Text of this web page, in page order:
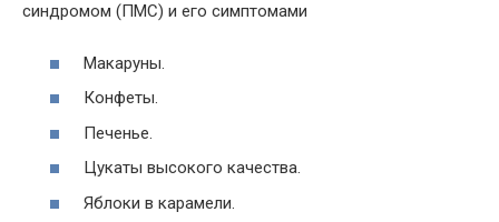
синдромом (ПМС) и его симптомами
Макаруны.
Конфеты.
Печенье.
Цукаты высокого качества.
Яблоки в карамели.